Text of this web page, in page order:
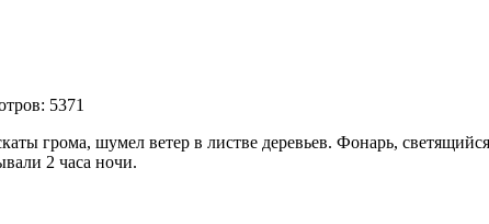
5371
грома, шумел ветер в листве деревьев. Фонарь,
2 часа ночи.